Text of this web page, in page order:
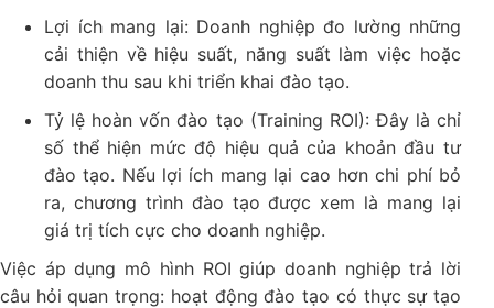
Lợi ích mang lại: Doanh nghiệp đo lường những
cải thiện về hiệu suất, năng suất làm việc hoặc
doanh thu sau khi triển khai đào tạo.
Tỷ lệ hoàn vốn đào tạo (Training ROI): Đây là chỉ
số thể hiện mức độ hiệu quả của khoản đầu tư
đào tạo. Nếu lợi ích mang lại cao hơn chi phí bỏ
ra, chương trình đào tạo được xem là mang lại
giá trị tích cực cho doanh nghiệp.
Việc áp dụng mô hình ROI giúp doanh nghiệp trả lời
câu hỏi quan trọng: hoạt động đào tạo có thực sự tạo